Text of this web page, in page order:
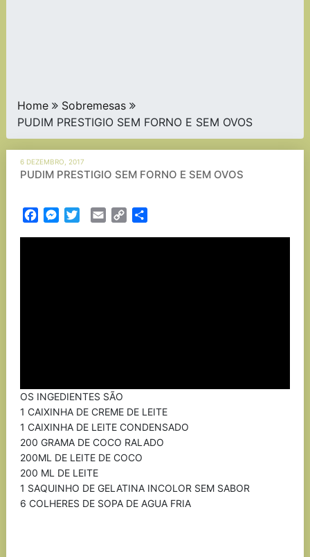
Home
Sobremesas
PUDIM PRESTIGIO SEM FORNO E SEM OVOS
6 DEZEMBRO, 2017
PUDIM PRESTIGIO SEM FORNO E SEM OVOS
FacebookMessenger
TwitterEmail Copy
OS INGEDIENTES SÃO
1 CAIXINHA DE CREME DE LEITE
1 CAIXINHA DE LEITE CONDENSADO
200 GRAMA DE COCO RALADO
200ML DE LEITE DE COCO
200 ML DE LEITE
1 SAQUINHO DE GELATINA INCOLOR SEM SABOR
6 COLHERES DE SOPA DE AGUA FRIA